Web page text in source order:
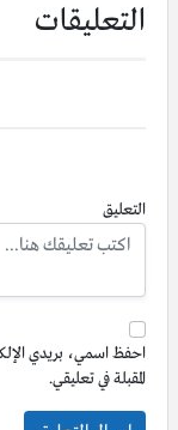
التعليقات
التعليق
احفظ اسمي، بريدي
المقبلة في تعليقي.